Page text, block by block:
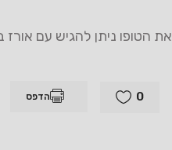
את הטופו ניתן להגיש עם אורז
0 הדפס